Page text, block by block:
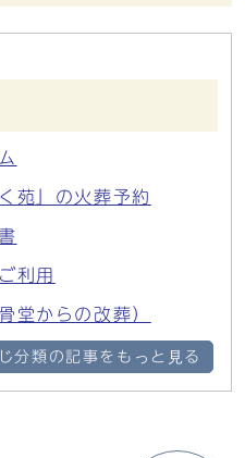
苑」の火葬予約
利用
堂からの改葬）
分類の記事をもっと見る